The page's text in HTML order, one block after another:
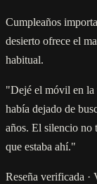
Cumpleaños
desierto ofrece el
habitual.
"Dejé el móvil en la
había dejado de
años. El silencio no
que estaba ahí."
Reseña verificada ·